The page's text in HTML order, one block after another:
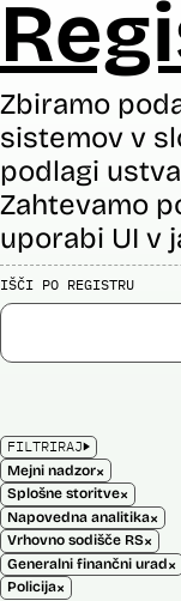
Zbiramo
sistemov v
podlagi
Zahtevamo
uporabi UI v
IŠČI PO REGISTRU
FILTRIRAJ
Mejni nadzor×
Splošne storitve×
Napovedna analitika×
Vrhovno sodišče RS×
Generalni finančni urad×
Policija×